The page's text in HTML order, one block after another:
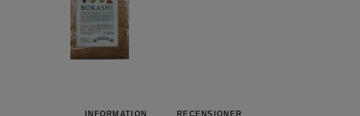
INFORMATION RECENSIONER